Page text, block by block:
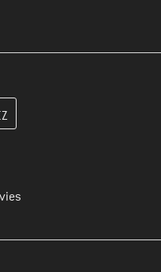
votre compte client à la